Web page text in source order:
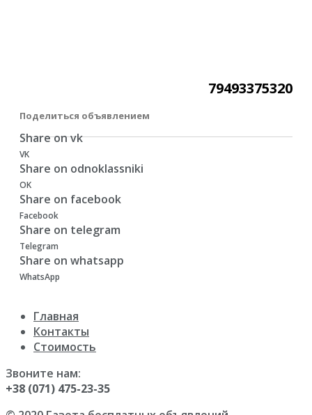
79493375320
Поделиться объявлением
Share on vk
VK
Share on odnoklassniki
OK
Share on facebook
Facebook
Share on telegram
Telegram
Share on whatsapp
WhatsApp
Главная
Контакты
Стоимость
Звоните нам:
+38 (071) 475-23-35